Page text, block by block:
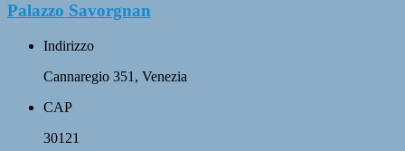
Palazzo Savorgnan
Indirizzo
Cannaregio 351, Venezia
CAP
30121